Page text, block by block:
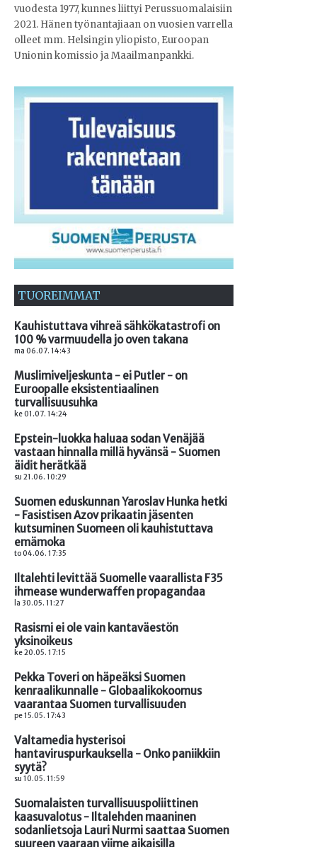
vuodesta 1977, kunnes liittyi Perussuomalaisiin
2021. Hänen työnantajiaan on vuosien varrella
olleet mm. Helsingin yliopisto, Euroopan
Unionin komissio ja Maailmanpankki.
TUOREIMMAT
Kauhistuttava vihreä sähkökatastrofi on
100 % varmuudella jo oven takana
ma 06.07. 14:43
Muslimiveljeskunta - ei Putler - on
Euroopalle eksistentiaalinen
turvallisuusuhka
ke 01.07. 14:24
Epstein-luokka haluaa sodan Venäjää
vastaan hinnalla millä hyvänsä - Suomen
äidit herätkää
su 21.06. 10:29
Suomen eduskunnan Yaroslav Hunka hetki
- Fasistisen Azov prikaatin jäsenten
kutsuminen Suomeen oli kauhistuttava
emämoka
to 04.06. 17:35
Iltalehti levittää Suomelle vaarallista F35
ihmease wunderwaffen propagandaa
la 30.05. 11:27
Rasismi ei ole vain kantaväestön
yksinoikeus
ke 20.05. 17:15
Pekka Toveri on häpeäksi Suomen
kenraalikunnalle - Globaalikokoomus
vaarantaa Suomen turvallisuuden
pe 15.05. 17:43
Valtamedia hysterisoi
hantaviruspurkauksella - Onko paniikkiin
syytä?
su 10.05. 11:59
Suomalaisten turvallisuuspoliittinen
kaasuvalotus - Iltalehden maaninen
sodanlietsoja Lauri Nurmi saattaa Suomen
suureen vaaraan viime aikaisilla